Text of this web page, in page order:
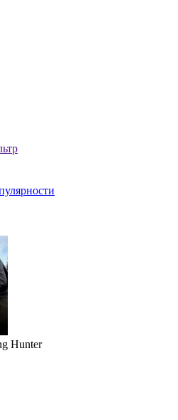
Hunter